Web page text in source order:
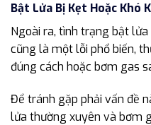
Bật Lửa Bị Kẹt Hoặc Khó
Ngoài ra, tình trạng bật
cũng là một lỗi phổ biến,
đúng cách hoặc bơm gas
Để tránh gặp phải vấn đề
lửa thường xuyên và bơm